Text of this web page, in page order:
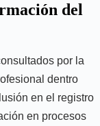
del
por la
dentro
en el registro
en procesos